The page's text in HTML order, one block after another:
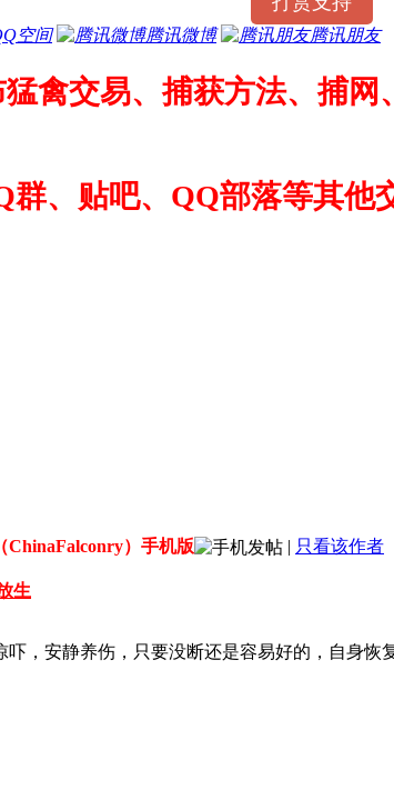
空间 腾讯微博
腾讯朋友
猛禽交易、捕获方法、捕
、贴吧、QQ部落等其他
ChinaFalconry）手机版 | 只看该作者
生
，安静养伤，只要没断还是容易好的，自身恢